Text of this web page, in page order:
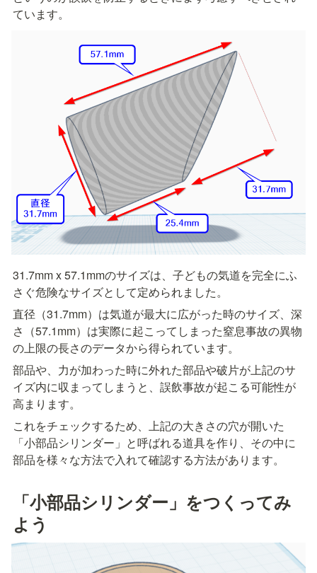
ています。
31.7mm x 57.1mmのサイズは、子どもの気道を完全にふ
さぐ危険なサイズとして定められました。
直径（31.7mm）は気道が最大に広がった時のサイズ、深
さ（57.1mm）は実際に起こってしまった窒息事故の異物
の上限の長さのデータから得られています。
部品や、力が加わった時に外れた部品や破片が上記のサ
イズ内に収まってしまうと、誤飲事故が起こる可能性が
高まります。
これをチェックするため、上記の大きさの穴が開いた
「小部品シリンダー」と呼ばれる道具を作り、その中に
部品を様々な方法で入れて確認する方法があります。
「小部品シリンダー」をつくってみ
よう